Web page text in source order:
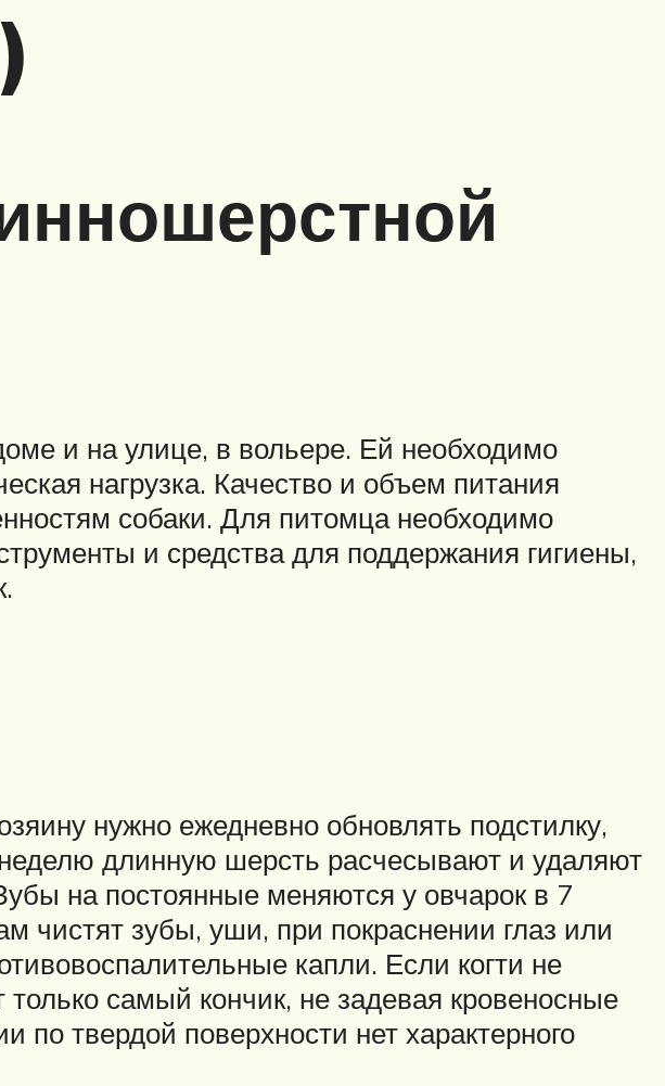
и на улице, в вольере. Ей необходимо
нагрузка. Качество и объем питания
собаки. Для питомца необходимо
и средства для поддержания гигиены,
нужно ежедневно обновлять подстилку,
длинную шерсть расчесывают и удаляют
на постоянные меняются у овчарок в 7
чистят зубы, уши, при покраснении глаз или
капли. Если когти не
самый кончик, не задевая кровеносные
твердой поверхности нет характерного